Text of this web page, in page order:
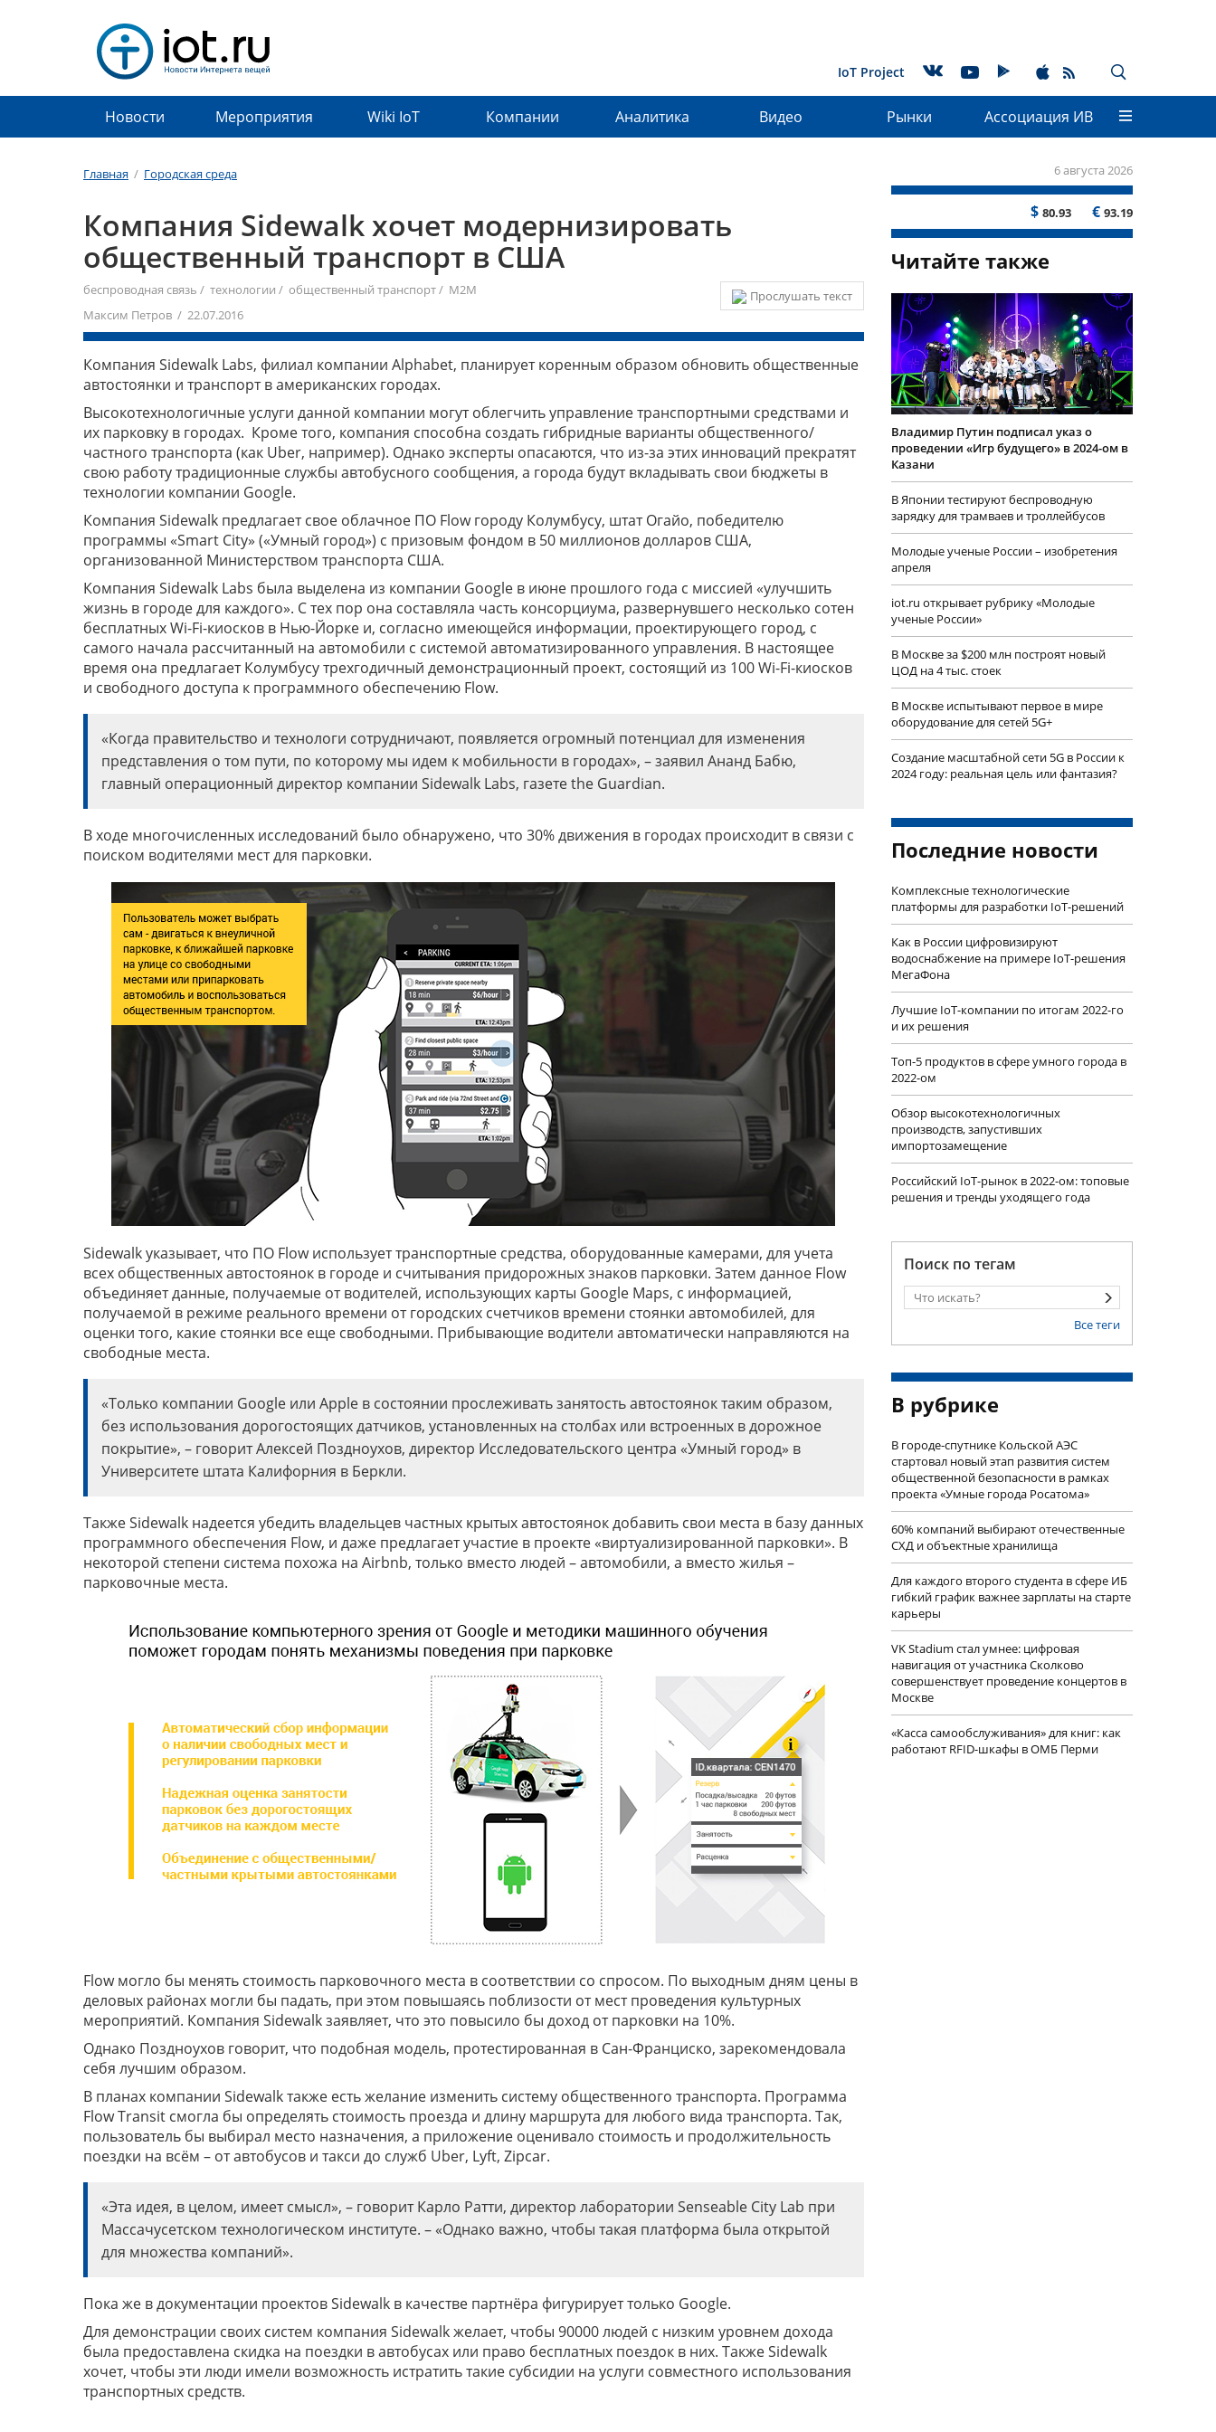
IoT Project
Новости Мероприятия Wiki IoT Компании Аналитика Видео Рынки Ассоциация ИВ
Главная / Городская среда 6 августа 2026
$ 80.93 € 93.19
Компания Sidewalk хочет модернизировать
общественный транспорт в США
Прослушать текст
беспроводная связь / технологии / общественный транспорт/ M2M
Максим Петров / 22.07.2016
Компания Sidewalk Labs, филиал компании Alphabet, планирует коренным образом обновить общественные
автостоянки и транспорт в американских городах.
Высокотехнологичные услуги данной компании могут облегчить управление транспортными средствами и
их парковку в городах. Кроме того, компания способна создать гибридные варианты общественного/
частного транспорта (как Uber, например). Однако эксперты опасаются, что из-за этих инноваций прекратят
свою работу традиционные службы автобусного сообщения, а города будут вкладывать свои бюджеты в
технологии компании Google.
Компания Sidewalk предлагает свое облачное ПО Flow городу Колумбусу, штат Огайо, победителю
программы «Smart City» («Умный город») с призовым фондом в 50 миллионов долларов США,
организованной Министерством транспорта США.
Компания Sidewalk Labs была выделена из компании Google в июне прошлого года с миссией «улучшить
жизнь в городе для каждого». С тех пор она составляла часть консорциума, развернувшего несколько сотен
бесплатных Wi-Fi-киосков в Нью-Йорке и, согласно имеющейся информации, проектирующего город, с
самого начала рассчитанный на автомобили с системой автоматизированного управления. В настоящее
время она предлагает Колумбусу трехгодичный демонстрационный проект, состоящий из 100 Wi-Fi-киосков
и свободного доступа к программного обеспечению Flow.
«Когда правительство и технологи сотрудничают, появляется огромный потенциал для изменения
представления о том пути, по которому мы идем к мобильности в городах», – заявил Ананд Бабю,
главный операционный директор компании Sidewalk Labs, газете the Guardian.
В ходе многочисленных исследований было обнаружено, что 30% движения в городах происходит в связи с
поиском водителями мест для парковки.
Sidewalk указывает, что ПО Flow использует транспортные средства, оборудованные камерами, для учета
всех общественных автостоянок в городе и считывания придорожных знаков парковки. Затем данное Flow
объединяет данные, получаемые от водителей, использующих карты Google Maps, с информацией,
получаемой в режиме реального времени от городских счетчиков времени стоянки автомобилей, для
оценки того, какие стоянки все еще свободными. Прибывающие водители автоматически направляются на
свободные места.
«Только компании Google или Apple в состоянии прослеживать занятость автостоянок таким образом,
без использования дорогостоящих датчиков, установленных на столбах или встроенных в дорожное
покрытие», – говорит Алексей Поздноухов, директор Исследовательского центра «Умный город» в
Университете штата Калифорния в Беркли.
Также Sidewalk надеется убедить владельцев частных крытых автостоянок добавить свои места в базу данных
программного обеспечения Flow, и даже предлагает участие в проекте «виртуализированной парковки». В
некоторой степени система похожа на Airbnb, только вместо людей – автомобили, а вместо жилья –
парковочные места.
Flow могло бы менять стоимость парковочного места в соответствии со спросом. По выходным дням цены в
деловых районах могли бы падать, при этом повышаясь поблизости от мест проведения культурных
мероприятий. Компания Sidewalk заявляет, что это повысило бы доход от парковки на 10%.
Однако Поздноухов говорит, что подобная модель, протестированная в Сан-Франциско, зарекомендовала
себя лучшим образом.
В планах компании Sidewalk также есть желание изменить систему общественного транспорта. Программа
Flow Transit смогла бы определять стоимость проезда и длину маршрута для любого вида транспорта. Так,
пользователь бы выбирал место назначения, а приложение оценивало стоимость и продолжительность
поездки на всём – от автобусов и такси до служб Uber, Lyft, Zipcar.
«Эта идея, в целом, имеет смысл», – говорит Карло Ратти, директор лаборатории Senseable City Lab при
Массачусетском технологическом институте. – «Однако важно, чтобы такая платформа была открытой
для множества компаний».
Пока же в документации проектов Sidewalk в качестве партнёра фигурирует только Google.
Для демонстрации своих систем компания Sidewalk желает, чтобы 90000 людей с низким уровнем дохода
была предоставлена скидка на поездки в автобусах или право бесплатных поездок в них. Также Sidewalk
хочет, чтобы эти люди имели возможность истратить такие субсидии на услуги совместного использования
транспортных средств.
Читайте также
Владимир Путин подписал указ о
проведении «Игр будущего» в 2024-ом в
Казани
В Японии тестируют беспроводную
зарядку для трамваев и троллейбусов
Молодые ученые России – изобретения
апреля
iot.ru открывает рубрику «Молодые
ученые России»
В Москве за $200 млн построят новый
ЦОД на 4 тыс. стоек
В Москве испытывают первое в мире
оборудование для сетей 5G+
Создание масштабной сети 5G в России к
2024 году: реальная цель или фантазия?
Последние новости
Комплексные технологические
платформы для разработки IoT-решений
Как в России цифровизируют
водоснабжение на примере IoT-решения
МегаФона
Лучшие IoT-компании по итогам 2022-го
и их решения
Топ-5 продуктов в сфере умного города в
2022-ом
Обзор высокотехнологичных
производств, запустивших
импортозамещение
Российский IoT-рынок в 2022-ом: топовые
решения и тренды уходящего года
Поиск по тегам
Все теги
В рубрике
В городе-спутнике Кольской АЭС
стартовал новый этап развития систем
общественной безопасности в рамках
проекта «Умные города Росатома»
60% компаний выбирают отечественные
СХД и объектные хранилища
Для каждого второго студента в сфере ИБ
гибкий график важнее зарплаты на старте
карьеры
VK Stadium стал умнее: цифровая
навигация от участника Сколково
совершенствует проведение концертов в
Москве
«Касса самообслуживания» для книг: как
работают RFID-шкафы в ОМБ Перми